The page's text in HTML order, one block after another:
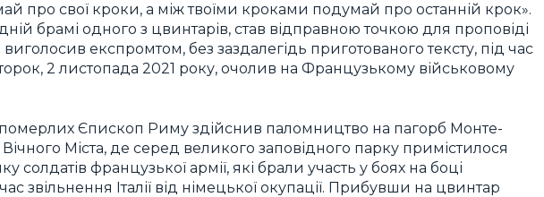
про свої кроки, а між твоїми кроками подумай про останній крок».
брамі одного з цвинтарів, став відправною точкою для проповіді
експромтом, без заздалегідь приготованого тексту, під час
2 листопада 2021 року, очолив на Французькому військовому
Єпископ Риму здійснив паломництво на пагорб Монте-
Вічного Міста, де серед великого заповідного парку примістилося
солдатів французької армії, які брали участь у боях на боці
звільнення Італії від німецької окупації. Прибувши на цвинтар